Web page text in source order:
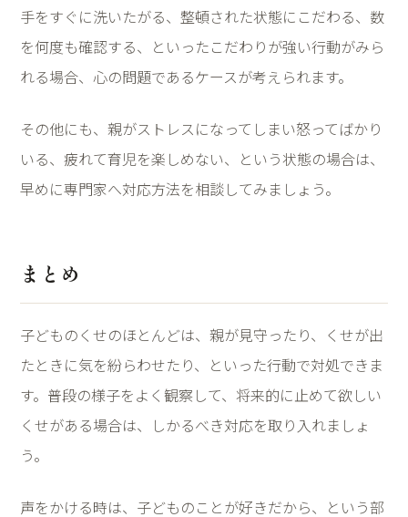
手をすぐに洗いたがる、整頓された状態にこだわる、数
を何度も確認する、といったこだわりが強い行動がみら
れる場合、心の問題であるケースが考えられます。
その他にも、親がストレスになってしまい怒ってばかり
いる、疲れて育児を楽しめない、という状態の場合は、
早めに専門家へ対応方法を相談してみましょう。
まとめ
子どものくせのほとんどは、親が見守ったり、くせが出
たときに気を紛らわせたり、といった行動で対処できま
す。普段の様子をよく観察して、将来的に止めて欲しい
くせがある場合は、しかるべき対応を取り入れましょ
う。
声をかける時は、子どものことが好きだから、という部